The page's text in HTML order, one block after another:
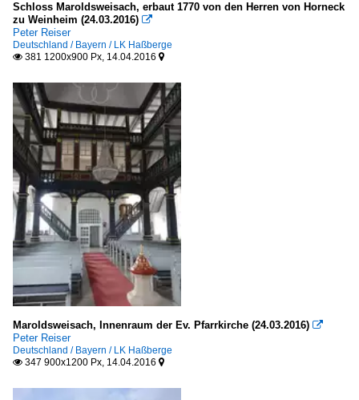
Schloss Maroldsweisach, erbaut 1770 von den Herren von Horneck
zu Weinheim (24.03.2016) 
Peter Reiser
Deutschland / Bayern / LK Haßberge
 381 1200x900 Px, 14.04.2016 
Maroldsweisach, Innenraum der Ev. Pfarrkirche (24.03.2016) 
Peter Reiser
Deutschland / Bayern / LK Haßberge
 347 900x1200 Px, 14.04.2016 